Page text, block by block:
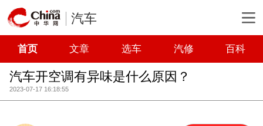
汽车
首页 文章 选车 汽修 百科
汽车开空调有异味是什么原因？
2023-07-17 16:18:55